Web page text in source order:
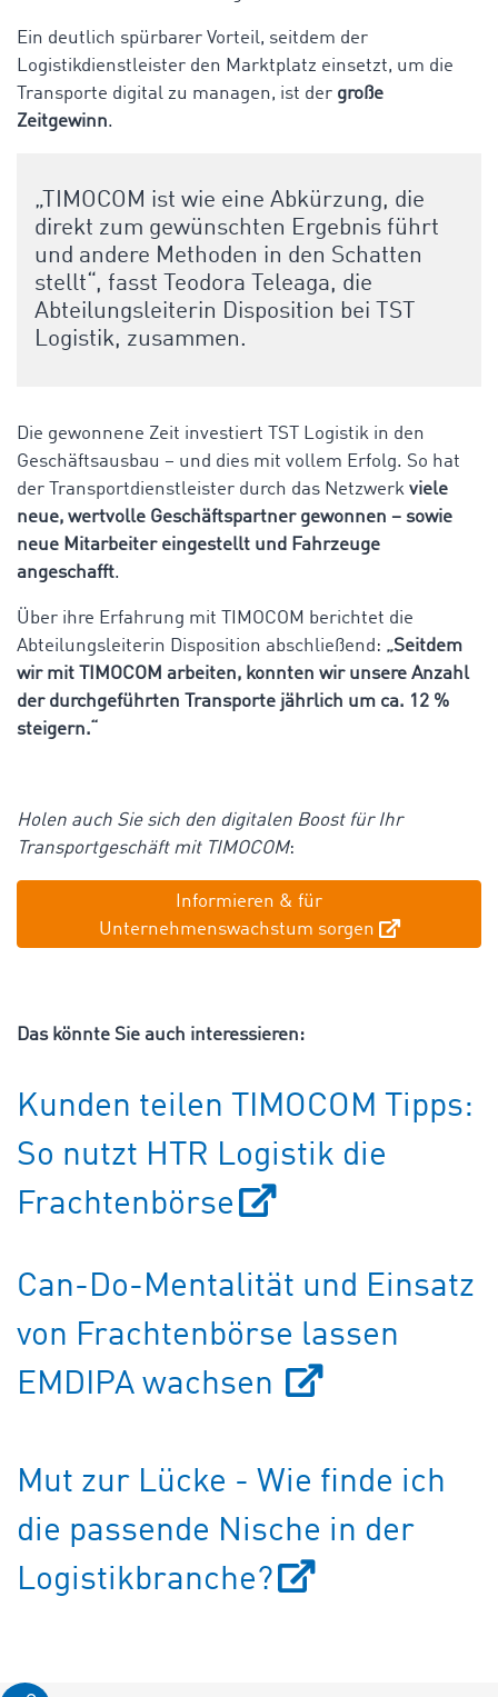
Ein deutlich spürbarer Vorteil, seitdem der
Logistikdienstleister den Marktplatz einsetzt, um die
Transporte digital zu managen, ist der große
Zeitgewinn.
„TIMOCOM ist wie eine Abkürzung, die
direkt zum gewünschten Ergebnis führt
und andere Methoden in den Schatten
stellt“, fasst Teodora Teleaga, die
Abteilungsleiterin Disposition bei TST
Logistik, zusammen.
Die gewonnene Zeit investiert TST Logistik in den
Geschäftsausbau – und dies mit vollem Erfolg. So hat
der Transportdienstleister durch das Netzwerk viele
neue, wertvolle Geschäftspartner gewonnen – sowie
neue Mitarbeiter eingestellt und Fahrzeuge
angeschafft.
Über ihre Erfahrung mit TIMOCOM berichtet die
Abteilungsleiterin Disposition abschließend: „Seitdem
wir mit TIMOCOM arbeiten, konnten wir unsere Anzahl
der durchgeführten Transporte jährlich um ca. 12 %
steigern.“
Holen auch Sie sich den digitalen Boost für Ihr
Transportgeschäft mit TIMOCOM:
Informieren & für
Unternehmenswachstum sorgen
Das könnte Sie auch interessieren:
Kunden teilen TIMOCOM Tipps:
So nutzt HTR Logistik die
Frachtenbörse
Can-Do-Mentalität und Einsatz
von Frachtenbörse lassen
EMDIPA wachsen
Mut zur Lücke - Wie finde ich
die passende Nische in der
Logistikbranche?